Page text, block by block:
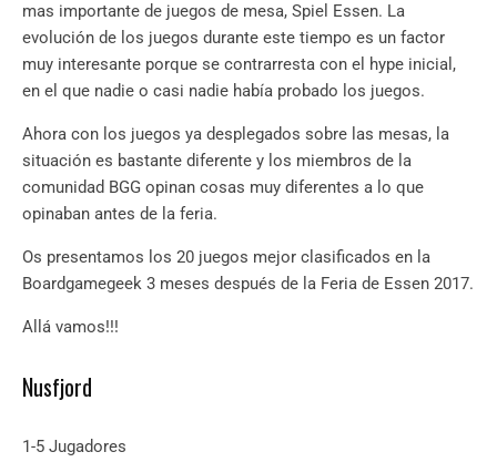
mas importante de juegos de mesa, Spiel Essen. La
evolución de los juegos durante este tiempo es un factor
muy interesante porque se contrarresta con el hype inicial,
en el que nadie o casi nadie había probado los juegos.
Ahora con los juegos ya desplegados sobre las mesas, la
situación es bastante diferente y los miembros de la
comunidad BGG opinan cosas muy diferentes a lo que
opinaban antes de la feria.
Os presentamos los 20 juegos mejor clasificados en la
Boardgamegeek 3 meses después de la Feria de Essen 2017.
Allá vamos!!!
Nusfjord
1-5 Jugadores